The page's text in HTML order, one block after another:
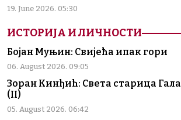
19. June 2026. 05:30
ИСТОРИЈА И ЛИЧНОСТИ
Бојан Муњин: Свијећа ипак гори
06. August 2026. 09:05
Зоран Кинђић: Света старица
(II)
05. August 2026. 06:42